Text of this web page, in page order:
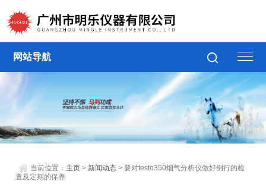
网站导航
当前位置： 主页 > 新闻动态 > 要对testo350烟气分析仪做好例行的检
查及定期的保养